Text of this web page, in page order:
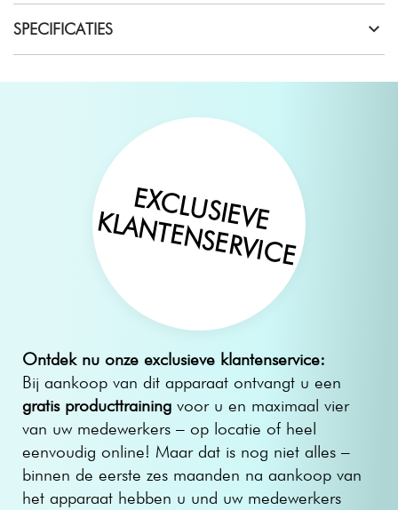
SPECIFICATIES
EXCLUSIEVE
KLANTENSERVICE
Ontdek nu onze exclusieve klantenservice:
Bij aankoop van dit apparaat ontvangt u een
gratis producttraining voor u en maximaal vier
van uw medewerkers – op locatie of heel
eenvoudig online! Maar dat is nog niet alles –
binnen de eerste zes maanden na aankoop van
het apparaat hebben u und uw medewerkers